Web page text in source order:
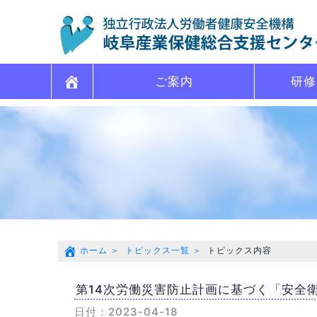
ご案内 研
ホーム トピックス一覧 トピックス内容
第14次労働災害防止計画に基づく「安全
日付：2023-04-18